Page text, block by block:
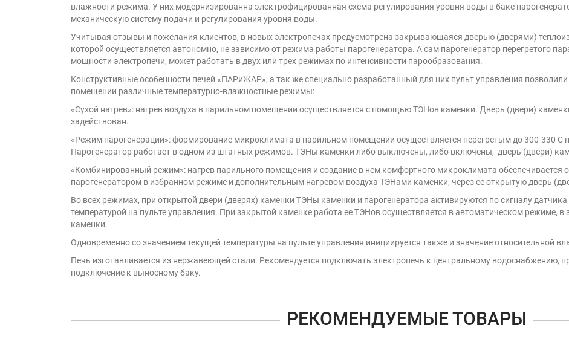
влажности режима. У них модернизированна электрофицированная схема регулирования уровня воды в баке
механическую систему подачи и регулирования уровня воды.
Учитывая отзывы и пожелания клиентов, в новых электропечах предусмотрена закрывающаяся дверью (дверями)
которой осуществляется автономно, не зависимо от режима работы парогенератора. А сам парогенератор перегретого
мощности электропечи, может работать в двух или трех режимах по интенсивности парообразования.
Конструктивные особенности печей «ПАРиЖАР», а так же специально разработанный для них пульт управления
помещении различные температурно-влажностные режимы:
«Сухой нагрев»: нагрев воздуха в парильном помещении осуществляется с помощью ТЭНов каменки. Дверь (двери)
задействован.
«Режим парогенерации»: формирование микроклимата в парильном помещении осуществляется перегретым до 300-330 С
Парогенератор работает в одном из штатных режимов. ТЭНы каменки либо выключены, либо включены, дверь (двери)
«Комбинированный режим»: нагрев парильного помещения и создание в нем комфортного микроклимата
парогенератором в избранном режиме и дополнительным нагревом воздуха ТЭНами каменки, через ее открытую дверь
Во всех режимах, при открытой двери (дверях) каменки ТЭНы каменки и парогенератора активируются по сигналу датчика
температурой на пульте управления. При закрытой каменке работа ее ТЭНов осуществляется в автоматическом режиме, в
каменки.
Одновременно со значением текущей температуры на пульте управления инициируется также и значение относительной
Печь изготавливается из нержавеющей стали. Рекомендуется подключать электропечь к центральному водоснабжению,
подключение к выносному баку.
РЕКОМЕНДУЕМЫЕ ТОВАРЫ